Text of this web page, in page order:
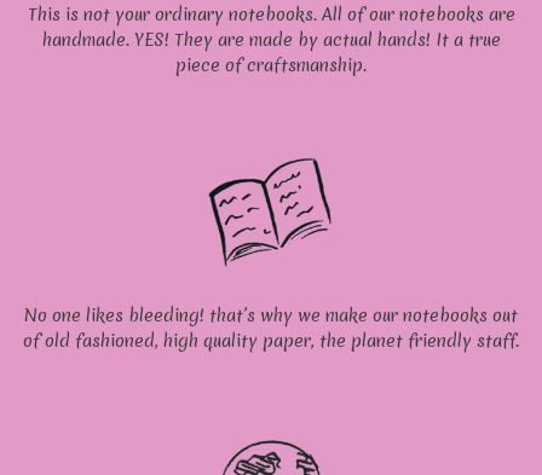
This is not your ordinary notebooks. All of our notebooks are
handmade. YES! They are made by actual hands! It a true
piece of craftsmanship.
No one likes bleeding! that’s why we make our notebooks out
of old fashioned, high quality paper, the planet friendly staff.